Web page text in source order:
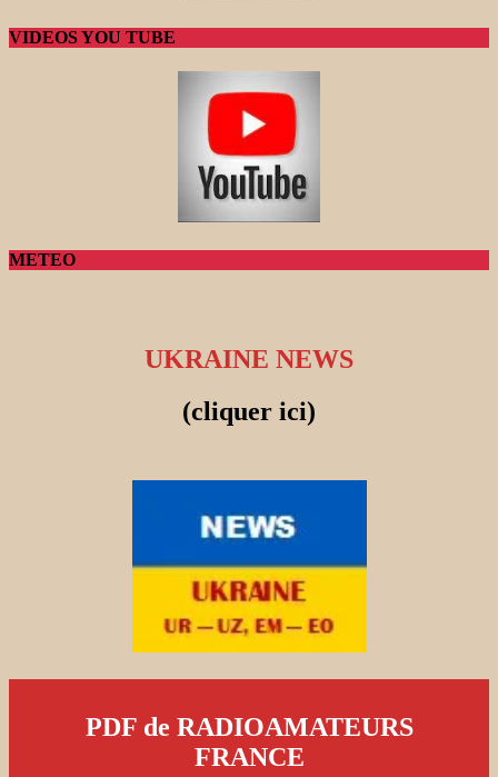
VIDEOS YOU TUBE
METEO
UKRAINE NEWS
(cliquer ici)
PDF de RADIOAMATEURS
FRANCE